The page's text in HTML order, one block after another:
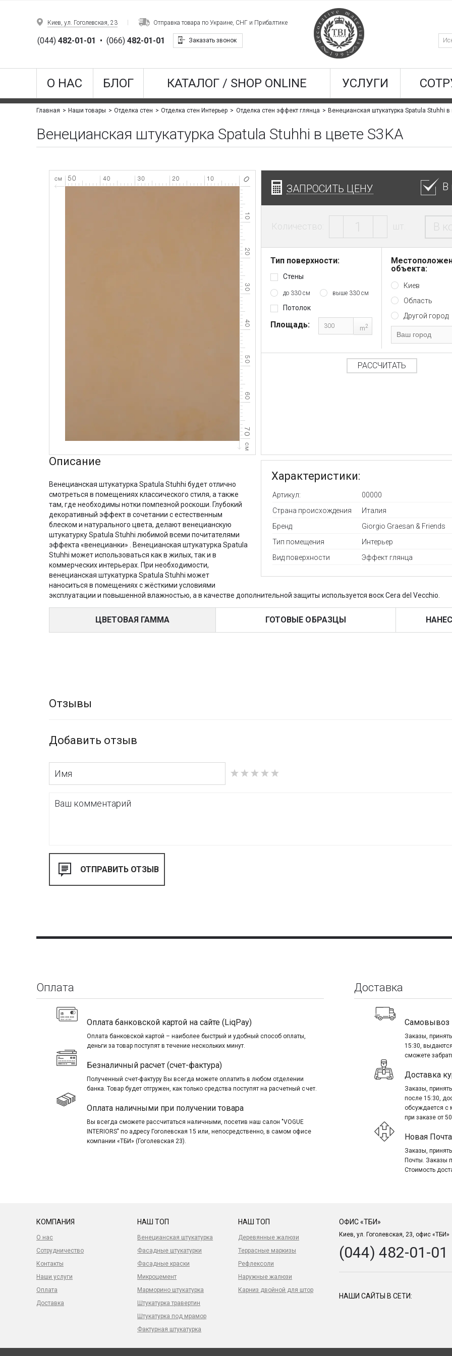
Киев, ул. Гоголевская, 23 Отправка товара по Украине, СНГ и Прибалтике
(044)482-01-01 • (066)482-01-01 Заказать звонок
О НАС БЛОГ КАТАЛОГ / SHOP ONLINE УСЛУГИ
Главная Наши товары Отделка стен Отделка стен Интерьер Отделка стен эффект глянца
Венецианская штукатурка Spatula Stuhhi в цвете S3KA
ЗАПРОСИТЬ ЦЕНУ В
Количество: шт. В
Тип поверхности:
Стены
до 330 см выше 330 см
Потолок
Площадь: m2
объекта:
Киев
Область
Другой город
РАССЧИТАТЬ
Характеристики:
Артикул:
00000
Страна происхождения
Италия
Бренд
Giorgio Graesan & Friends
Тип помещения
Интерьер
Вид поверхности
Эффект глянца
Описание
Венецианская штукатурка Spatula Stuhhi будет отлично
смотреться в помещениях классического стиля, а также
там, где необходимы нотки помпезной роскоши. Глубокий
декоративный эффект в сочетании с естественным
блеском и натурального цвета, делают венецианскую
штукатурку Spatula Stuhhi любимой всеми почитателями
эффекта «венецианки» . Венецианская штукатурка Spatula
Stuhhi может использоваться как в жилых, так и в
коммерческих интерьерах. При необходимости,
венецианская штукатурка Spatula Stuhhi может
наноситься в помещениях с жёсткими условиями
эксплуатации и повышенной влажностью, а в качестве дополнительной защиты используется воск Cera del Vecchio.
ЦВЕТОВАЯ ГАММА ГОТОВЫЕ ОБРАЗЦЫ
Отзывы
Добавить отзыв
Оплата
Оплата банковской картой на сайте (LiqPay)
Оплата банковской картой – наиболее быстрый и удобный способ оплаты,
деньги за товар поступят в течение нескольких минут.
Безналичный расчет (счет-фактура)
Полученный счет-фактуру Вы всегда можете оплатить в любом отделении
банка. Товар будет отгружен, как только средства поступят на расчетный счет.
Оплата наличными при получении товара
Вы всегда сможете рассчитаться наличными, посетив наш салон "VOGUE
INTERIORS" по адресу Гоголевская 15 или, непосредственно, в самом офисе
компании «ТБИ» (Гоголевская 23).
Доставка
Самовывоз
Заказы,
15:30,
сможете
Доставка
Заказы,
после 15:30,
обсуждается с
при заказе от
Новая
Заказы,
Почты. Заказы
Стоимость
КОМПАНИЯ
О нас
Сотрудничество
Контакты
Наши услуги
Оплата
Доставка
НАШ ТОП
Венецианская штукатурка
Фасадные штукатурки
Фасадные краски
Микроцемент
Марморино штукатурка
Штукатурка травертин
Штукатурка под мрамор
Фактурная штукатурка
НАШ ТОП
Деревянные жалюзи
Террасные маркизы
Рефлексоли
Наружные жалюзи
Карниз двойной для штор
ОФИС «ТБИ»
Киев, ул. Гоголевская, 23, офис «ТБИ»
(044) 482-01-01
НАШИ САЙТЫ В СЕТИ: